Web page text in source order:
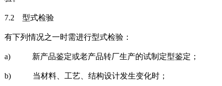
7.2 型式检验
有下列情况之一时需进行型式检验：
a) 新产品鉴定或老产品转厂生产的试制定型鉴定；
b) 当材料、工艺、结构设计发生变化时；